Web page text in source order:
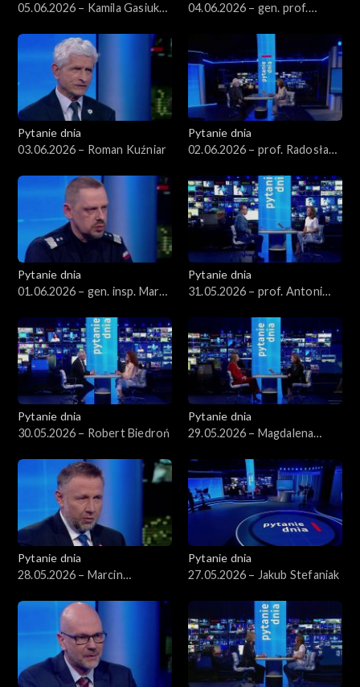
05.06.2026 – Kamila Gasiuk-
04.06.2026 – gen. prof.
Pytanie dnia
03.06.2026 – Roman Kuźniar
Pytanie dnia
02.06.2026 – prof. Radosław
Pytanie dnia
01.06.2026 – gen. insp. Marek
Pytanie dnia
31.05.2026 – prof. Antoni
Pytanie dnia
30.05.2026 – Robert Biedroń
Pytanie dnia
29.05.2026 – Magdalena
Pytanie dnia
28.05.2026 – Marcin
Pytanie dnia
27.05.2026 – Jakub Stefaniak